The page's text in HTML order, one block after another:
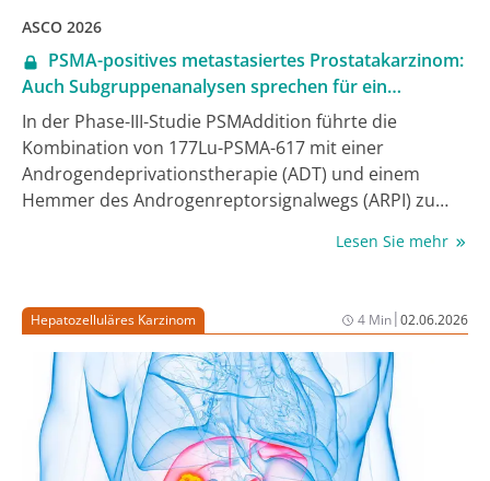
ASCO 2026
PSMA-positives metastasiertes Prostatakarzinom:
Auch Subgruppenanalysen sprechen für ein
Hinzufügen der Radioligandentherapie
In der Phase-III-Studie PSMAddition führte die
Kombination von 177Lu-PSMA-617 mit einer
Androgendeprivationstherapie (ADT) und einem
Hemmer des Androgenreptorsignalwegs (ARPI) zu
PSMA-positivem mHSPC im Vergleich zu ADT und ARPI
des ASCO 2026 wurden die Ergebnisse zu zwei
wichtigen sekundären Endpunkten dieser Studie
vorgestellt – die Subgruppenanalysen der Patienten
mit hoher bzw. niedriger Tumorlast (DV) und derer
mit de novo bzw. rezidiviertem mHSPC.
Lesen Sie mehr
Hepatozelluläres Karzinom 4 Min|02.06.2026